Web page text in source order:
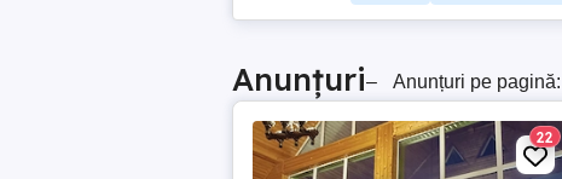
Anunțuri– Anunțuri pe pagină:
22